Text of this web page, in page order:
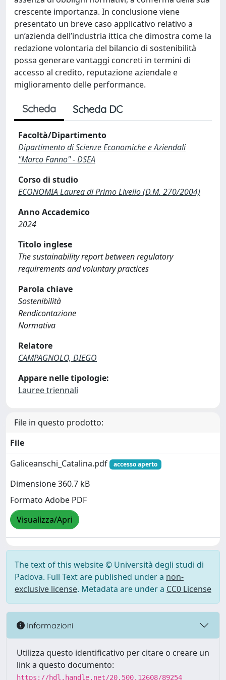
crescente importanza. In conclusione viene
presentato un breve caso applicativo relativo a
un’azienda dell’industria ittica che dimostra come la
redazione volontaria del bilancio di sostenibilità
possa generare vantaggi concreti in termini di
accesso al credito, reputazione aziendale e
miglioramento delle performance.
Scheda Scheda DC
Facoltà/Dipartimento
Dipartimento di Scienze Economiche e Aziendali
"Marco Fanno" - DSEA
Corso di studio
ECONOMIA Laurea di Primo Livello (D.M. 270/2004)
Anno Accademico
2024
Titolo inglese
The sustainability report between regulatory
requirements and voluntary practices
Parola chiave
Sostenibilità
Rendicontazione
Normativa
Relatore
CAMPAGNOLO, DIEGO
Appare nelle tipologie:
Lauree triennali
File in questo prodotto:
File
Galiceanschi_Catalina.pdf
accesso aperto
Dimensione 360.7 kB
Formato Adobe PDF
Visualizza/Apri
The text of this website © Università degli studi di
Padova. Full Text are published under a non-
exclusive license. Metadata are under a CC0 License
Informazioni
Utilizza questo identificativo per citare o creare un
link a questo documento:
https://hdl.handle.net/20.500.12608/89254